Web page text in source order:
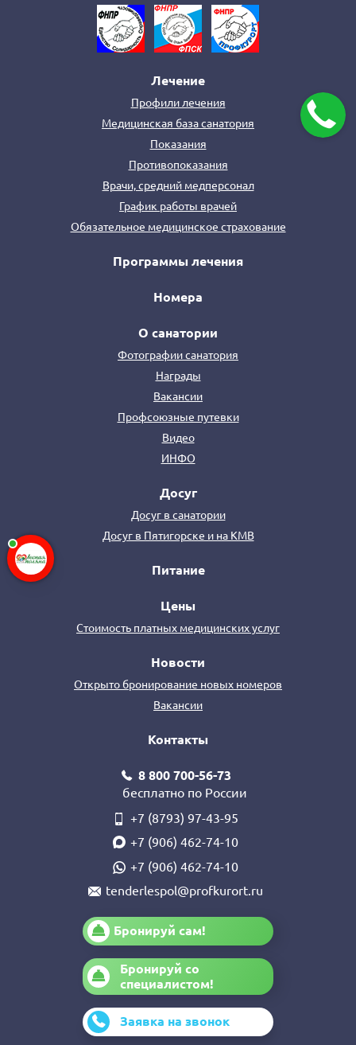
Лечение
Профили лечения
Медицинская база санатория
Показания
Противопоказания
Врачи, средний медперсонал
График работы врачей
Обязательное медицинское страхование
Программы лечения
Номера
О санатории
Фотографии санатория
Награды
Вакансии
Профсоюзные путевки
Видео
ИНФО
Досуг
Досуг в санатории
Досуг в Пятигорске и на КМВ
Питание
Цены
Стоимость платных медицинских услуг
Новости
Открыто бронирование новых номеров
Вакансии
Контакты
8 800 700-56-73
бесплатно по России
+7 (8793) 97-43-95
+7 (906) 462-74-10
+7 (906) 462-74-10
tenderlespol@profkurort.ru
Бронируй сам!
Бронируй со
специалистом!
Заявка на звонок